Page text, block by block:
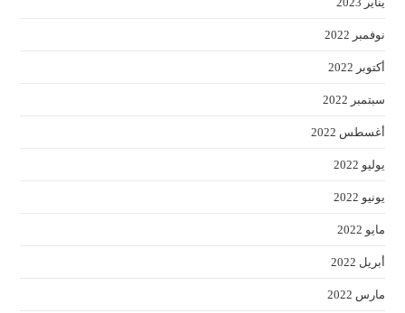
نوفمبر 2022
أكتوبر 2022
سبتمبر 2022
أغسطس 2022
يوليو 2022
يونيو 2022
مايو 2022
أبريل 2022
مارس 2022